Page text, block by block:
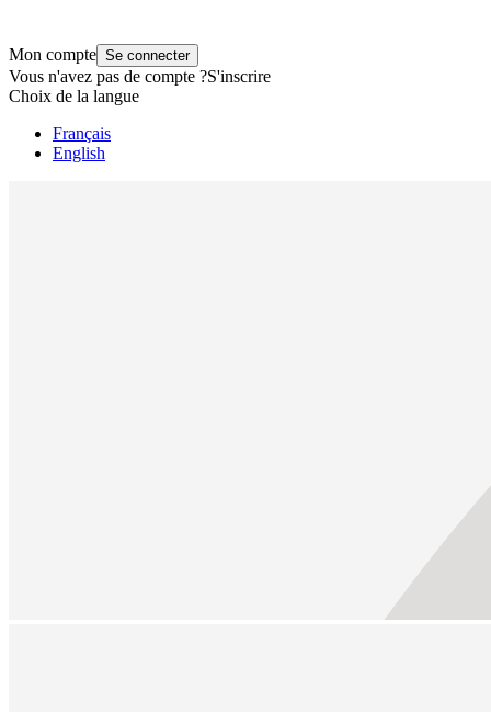
Mon compte Se connecter
Vous n'avez pas de compte ?S'inscrire
Choix de la langue
Français
English